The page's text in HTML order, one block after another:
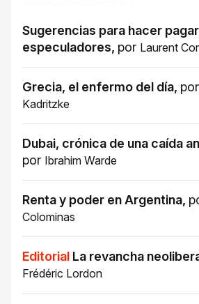
Sugerencias para hacer
especuladores, por Laurent
Grecia, el enfermo del día, por
Kadritzke
Dubai, crónica de una caída
por Ibrahim Warde
Renta y poder en Argentina,
Colominas
Editorial La revancha
Frédéric Lordon